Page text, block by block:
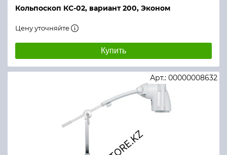
Кольпоскоп КС-02, вариант 200, Эконом
Цену уточняйте
Купить
Арт.: 00000008632